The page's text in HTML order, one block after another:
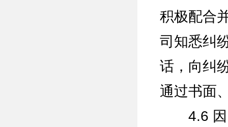
积极配合
司知悉纠
话，向纠
通过书面
4.6 因网